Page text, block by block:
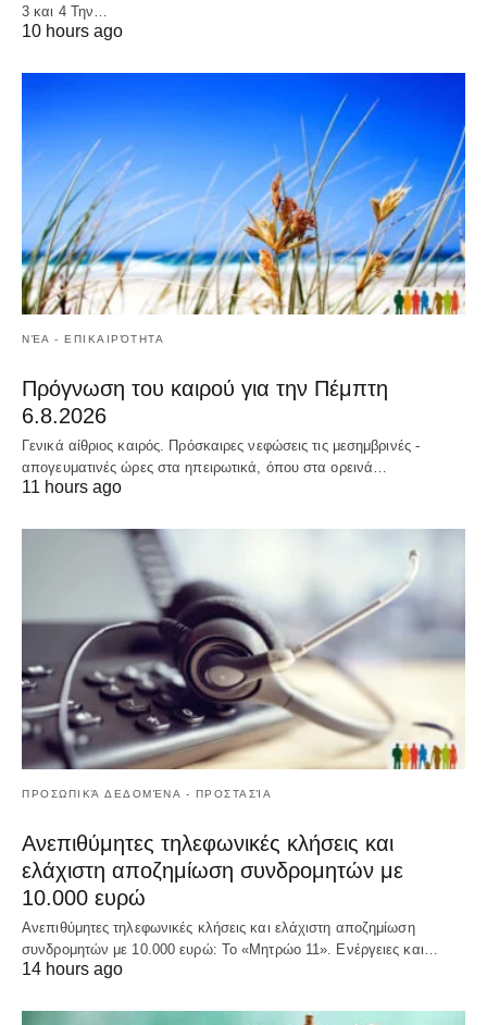
3 και 4 Την…
10 hours ago
ΝΈΑ - ΕΠΙΚΑΙΡΌΤΗΤΑ
Πρόγνωση του καιρού για την Πέμπτη
6.8.2026
Γενικά αίθριος καιρός. Πρόσκαιρες νεφώσεις τις μεσημβρινές -
απογευματινές ώρες στα ηπειρωτικά, όπου στα ορεινά…
11 hours ago
ΠΡΟΣΩΠΙΚΆ ΔΕΔΟΜΈΝΑ - ΠΡΟΣΤΑΣΊΑ
Ανεπιθύμητες τηλεφωνικές κλήσεις και
ελάχιστη αποζημίωση συνδρομητών με
10.000 ευρώ
Ανεπιθύμητες τηλεφωνικές κλήσεις και ελάχιστη αποζημίωση
συνδρομητών με 10.000 ευρώ: Το «Μητρώο 11». Ενέργειες και…
14 hours ago